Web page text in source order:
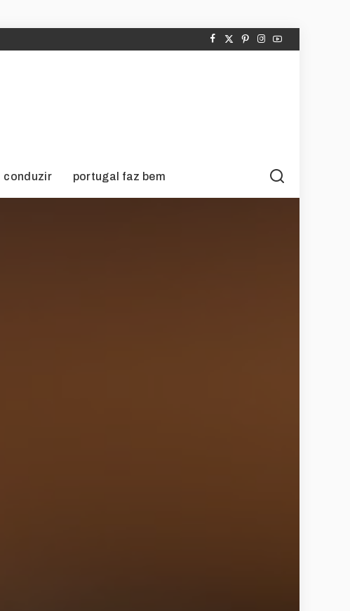
conduzir portugal faz bem